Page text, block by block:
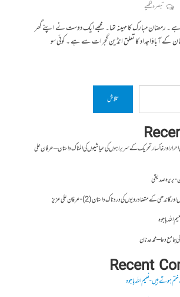
تبصرہ لکھیے
۔ رمضان مبارک کا مہینہ تھا۔ مجھے ایک دوست نے اپنے گھر
کے آباؤاجداد کا تعلق انڈین گجرات سے ہے ۔ کوئی سو
تلاش
اور خاکسار تحریک کے سربراہوں کی عیاشیوں کی المناک داستان – عرفان علی
بریرہ صدیقی
کے متضاد رویوں کی درد ناک داستان (2)- عرفان علی عزیز
اللہ باجوہ
جامع دعا – محمد عدنان
Recent
ہوتے ہیں- نعیم اللہ باجوہ